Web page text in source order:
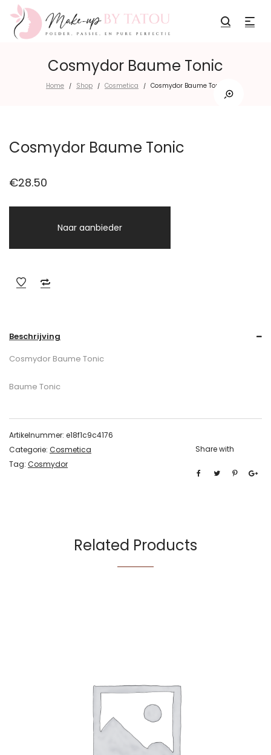
Cosmydor Baume Tonic
Home / Shop / Cosmetica / Cosmydor Baume Tonic
Cosmydor Baume Tonic
€28.50
Naar aanbieder
Beschrijving
Cosmydor Baume Tonic
Baume Tonic
Artikelnummer: e18f1c9c4176
Categorie: Cosmetica
Tag: Cosmydor
Share with
Related Products